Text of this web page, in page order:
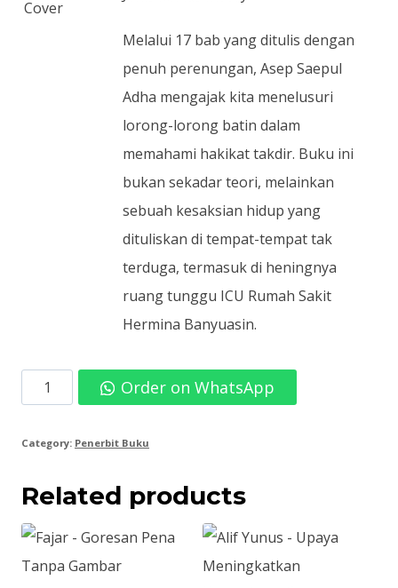
Cover
Melalui 17 bab yang ditulis dengan
penuh perenungan, Asep Saepul
Adha mengajak kita menelusuri
lorong-lorong batin dalam
memahami hakikat takdir. Buku ini
bukan sekadar teori, melainkan
sebuah kesaksian hidup yang
dituliskan di tempat-tempat tak
terduga, termasuk di heningnya
ruang tunggu ICU Rumah Sakit
Hermina Banyuasin.
Drs.
Asep
Saepul
M.M.-
TAKDIR
Order on WhatsApp
Category: Penerbit Buku
Related products